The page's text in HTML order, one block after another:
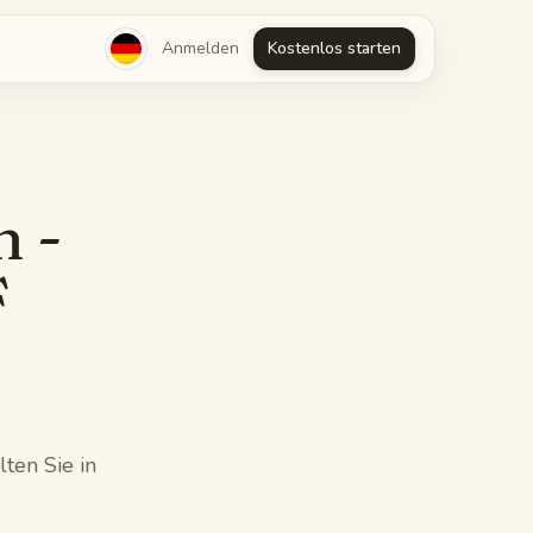
Anmelden Kostenlos starten
-
Sie in